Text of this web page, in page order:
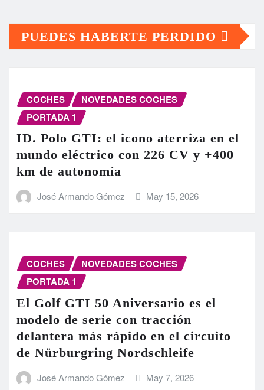
PUEDES HABERTE PERDIDO
COCHES
NOVEDADES COCHES
PORTADA 1
ID. Polo GTI: el icono aterriza en el
mundo eléctrico con 226 CV y +400
km de autonomía
José Armando Gómez May 15, 2026
COCHES
NOVEDADES COCHES
PORTADA 1
El Golf GTI 50 Aniversario es el
modelo de serie con tracción
delantera más rápido en el circuito
de Nürburgring Nordschleife
José Armando Gómez May 7, 2026